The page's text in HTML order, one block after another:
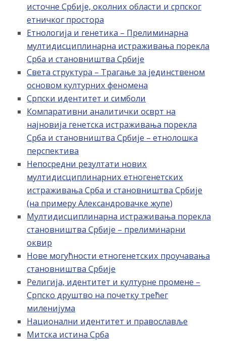
источне Србије, околних области и српског
етничког простора
Етнологија и генетика – Прелиминарна
мултидисциплинарна истраживања порекла
Срба и становништва Србије
Света структура – Трагање за јединственом
основом културних феномена
Српски идентитет и симболи
Компаративни аналитички осврт на
најновија генетска истраживања порекла
Срба и становништва Србије – етнолошка
перспектива
Непосредни резултати нових
мултидисциплинарних етногенетских
истраживања Срба и становништва Србије
(на примеру Александровачке жупе)
Мултидисциплинарна истраживања порекла
становништва Србије – прелиминарни
оквир
Нове могућности етногенетских проучавања
становништва Србије
Религија, идентитет и културне промене –
Српско друштво на почетку трећег
миленијума
Национални идентитет и православље
Митска истина Срба